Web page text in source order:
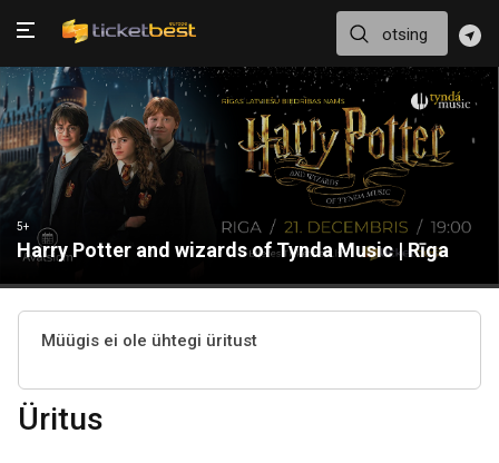
5+
Harry Potter and wizards of Tynda Music | Rīga
Müügis ei ole ühtegi üritust
Üritus